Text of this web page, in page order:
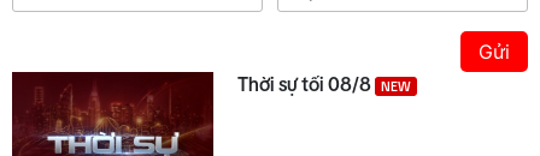
Gửi
Thời sự tối 08/8 NEW